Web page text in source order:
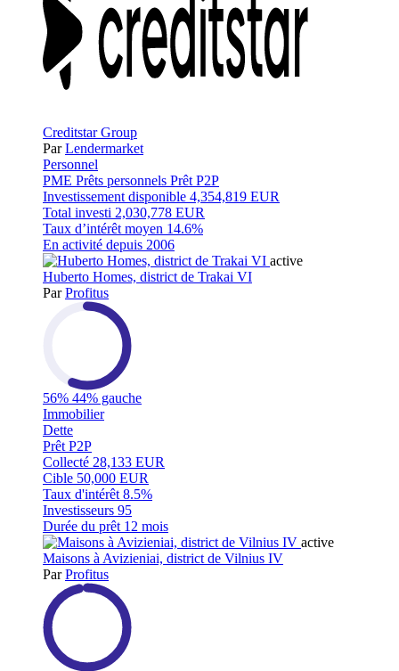
Creditstar Group
ParLendermarket
Personnel
PME Prêts personnels Prêt P2P
Investissement disponible 4,354,819 EUR
Total investi 2,030,778 EUR
Taux d’intérêt moyen 14.6%
En activité depuis 2006
active
Huberto Homes, district de Trakai VI
ParProfitus
56% 44% gauche
Immobilier
Dette
Prêt P2P
Collecté 28,133 EUR
Cible 50,000 EUR
Taux d'intérêt 8.5%
Investisseurs 95
Durée du prêt 12 mois
active
Maisons à Avizieniai, district de Vilnius IV
ParProfitus